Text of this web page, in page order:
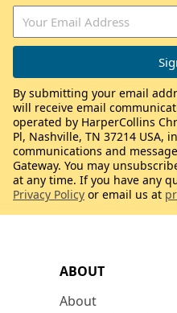
ABOUT
About
By submitting your email
will receive email
operated by HarperCollins
Pl, Nashville, TN 37214 USA,
communications and
Gateway. You may
at any time. If you have any
Privacy Policy or email us at